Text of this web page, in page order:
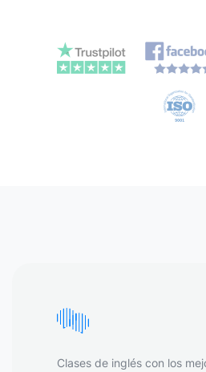
Clases de inglés con los